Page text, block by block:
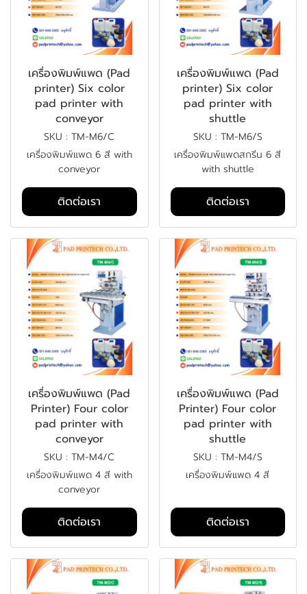
เครื่องพิมพ์แพด (Pad
printer) Six color
pad printer with
conveyor
SKU : TM-M6/C
เครื่องพิมพ์แพด 6 สี with
conveyor
ติดต่อเรา
เครื่องพิมพ์แพด (Pad
printer) Six color
pad printer with
shuttle
SKU : TM-M6/S
เครื่องพิมพ์แพดสกรีน 6 สี
with shuttle
ติดต่อเรา
เครื่องพิมพ์แพด (Pad
Printer) Four color
pad printer with
conveyor
SKU : TM-M4/C
เครื่องพิมพ์แพด 4 สี with
conveyor
ติดต่อเรา
เครื่องพิมพ์แพด (Pad
Printer) Four color
pad printer with
shuttle
SKU : TM-M4/S
เครื่องพิมพ์แพด 4 สี
ติดต่อเรา